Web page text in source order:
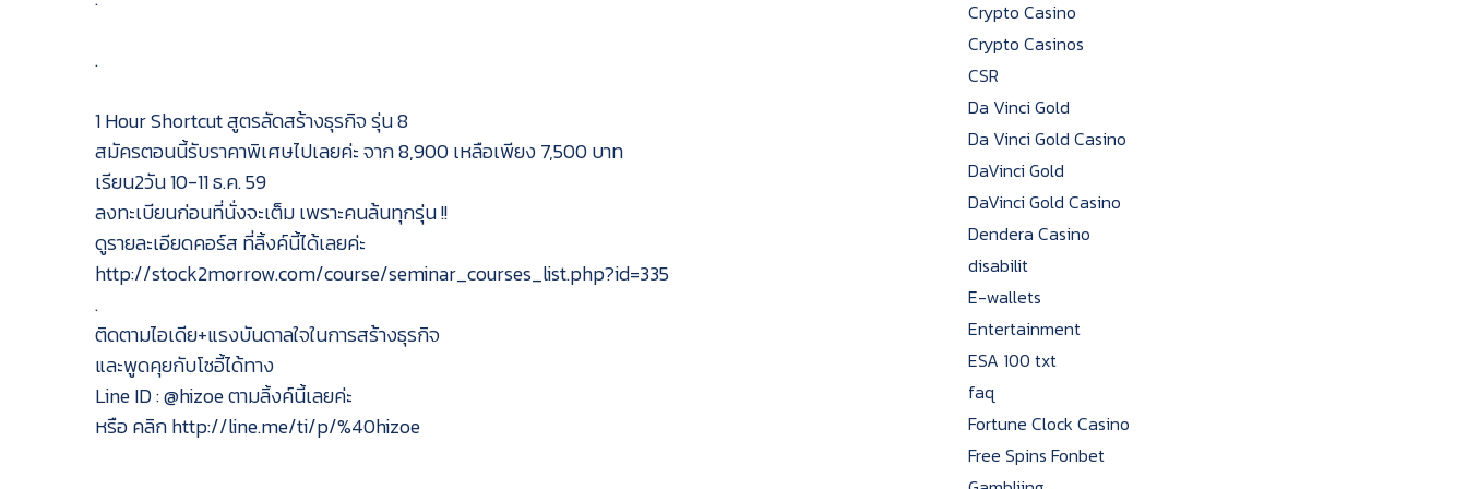
.
1 Hour Shortcut สูตรลัดสร้างธุรกิจ รุ่น 8
สมัครตอนนี้รับราคาพิเศษไปเลยค่ะ จาก 8,900 เหลือเพียง 7,500 บาท
เรียน2วัน 10-11 ธ.ค. 59
ลงทะเบียนก่อนที่นั่งจะเต็ม เพราะคนล้นทุกรุ่น !!
ดูรายละเอียดคอร์ส ที่ลิ้งค์นี้ได้เลยค่ะ
http://stock2morrow.com/course/seminar_courses_list.php?id=335
.
ติดตามไอเดีย+แรงบันดาลใจในการสร้างธุรกิจ
และพูดคุยกับโซอี้ได้ทาง
Line ID : @hizoe ตามลิ้งค์นี้เลยค่ะ
หรือ คลิก http://line.me/ti/p/%40hizoe
Crypto Casino
Crypto Casinos
CSR
Da Vinci Gold
Da Vinci Gold Casino
DaVinci Gold
DaVinci Gold Casino
Dendera Casino
disabilit
E-wallets
Entertainment
ESA 100 txt
faq
Fortune Clock Casino
Free Spins Fonbet